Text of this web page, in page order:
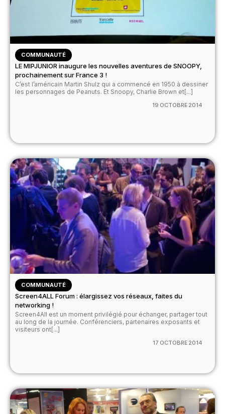
COMMUNAUTÉ
LE MIPJUNIOR inaugure les nouvelles aventures de SNOOPY,
prochainement sur France 3 !
C’est l’américain Martin Shulz qui a commencé en 1950 à dessiner
les personnages de Peanuts. Et Snoopy, Charlie Brown et[...]
19 OCTOBRE 2014
COMMUNAUTÉ
Screen4ALL Forum : élargissez vos réseaux, faites du
networking !
Screen4All est un moment privilégié pour échanger, partager tout
au long de la journée. Conférenciers, partenaires exposants et
visiteurs ont[...]
17 OCTOBRE 2014